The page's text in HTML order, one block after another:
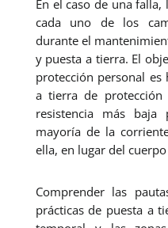
En el caso de una
cada uno de los
durante el
y puesta a tierra. El
protección personal
a tierra de protección
resistencia más
mayoría de la
ella, en lugar del
Comprender las
prácticas de puesta a